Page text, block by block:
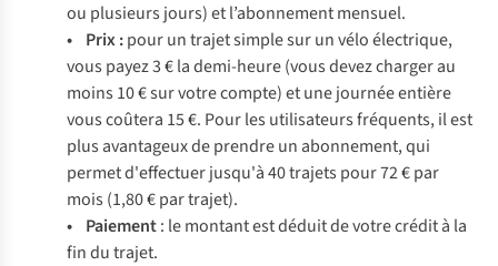
ou plusieurs jours) et l’abonnement mensuel.
• Prix :pour un trajet simple sur un vélo électrique,
vous payez 3 € la demi-heure (vous devez charger au
moins 10 € sur votre compte) et une journée entière
vous coûtera 15 €. Pour les utilisateurs fréquents, il est
plus avantageux de prendre un abonnement, qui
permet d'effectuer jusqu'à 40 trajets pour 72 € par
mois (1,80 € par trajet).
• Paiement: le montant est déduit de votre crédit à la
fin du trajet.